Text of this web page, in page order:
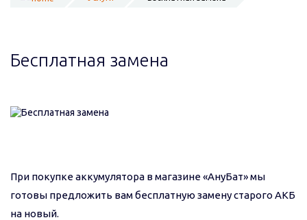
Бесплатная замена
При покупке аккумулятора в магазине «АнуБат» мы
готовы предложить вам бесплатную замену старого АКБ
на новый.